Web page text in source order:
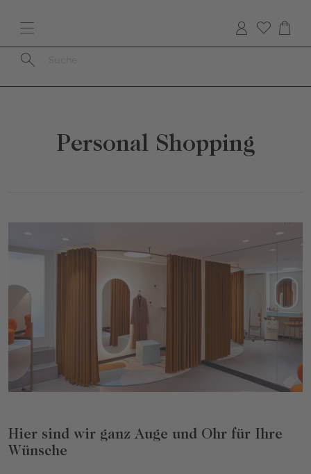
Inhalt
Personal Shopping
Hier sind wir ganz Auge und Ohr für Ihre
Wünsche